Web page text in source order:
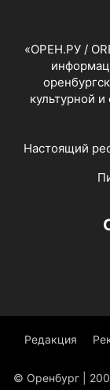
«ОРЕН.РУ /
культурной
Настоящий
Редакция
© Оренбург |